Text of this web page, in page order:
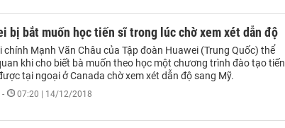
bị bắt muốn học tiến sĩ trong lúc chờ xem xét dẫn độ
chính Mạnh Vãn Châu của Tập đoàn Huawei (Trung Quốc) thể
khi cho biết bà muốn theo học một chương trình đào tạo tiến
tại ngoại ở Canada chờ xem xét dẫn độ sang Mỹ.
- 07:20 | 14/12/2018